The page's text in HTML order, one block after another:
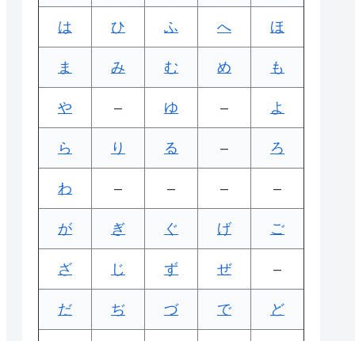
は ひ ふ へ ほ
ま み む め も
や – ゆ – よ
ら り る – ろ
わ – – – –
が ぎ ぐ げ ご
ざ じ ず ぜ –
だ ぢ づ で ど